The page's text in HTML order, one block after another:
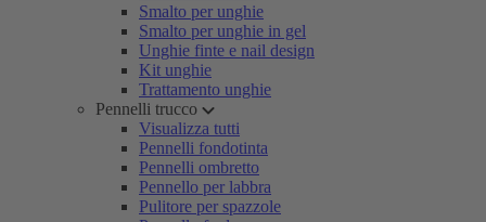
Smalto per unghie
Smalto per unghie in gel
Unghie finte e nail design
Kit unghie
Trattamento unghie
Pennelli trucco
Visualizza tutti
Pennelli fondotinta
Pennelli ombretto
Pennello per labbra
Pulitore per spazzole